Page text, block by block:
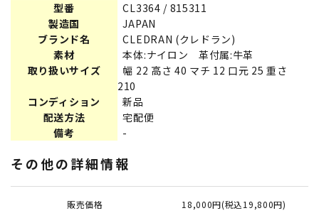
型番
CL3364 / 815311
製造国
JAPAN
ブランド名
CLEDRAN (クレドラン)
素材
本体:ナイロン 革付属:牛革
取り扱いサイズ
幅 22 高さ 40 マチ 12 口元 25 重さ
210
コンディション
新品
配送方法
宅配便
備考
-
その他の詳細情報
販売価格 18,000円(税込19,800円)